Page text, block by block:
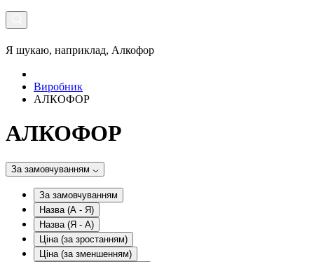
Я шукаю, наприклад, Алкофор
Виробник
АЛКОФОР
АЛКОФОР
За замовчуванням
За замовчуванням
Назва (А - Я)
Назва (Я - А)
Ціна (за зростанням)
Ціна (за зменшенням)